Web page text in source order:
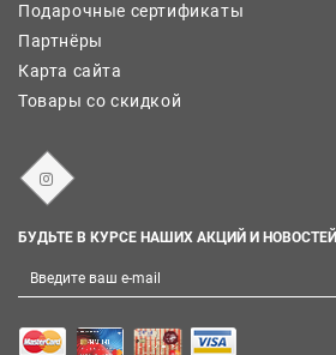
Подарочные сертификаты
Партнёры
Карта сайта
Товары со скидкой
БУДЬТЕ В КУРСЕ НАШИХ АКЦИЙ И НОВОСТЕЙ